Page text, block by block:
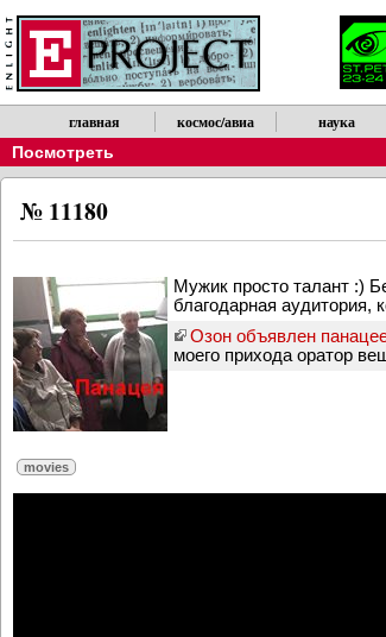
главная космос/авиа наука
Посмотреть
№ 11180
Мужик просто талант :)
благодарная аудитория,
Озон объявлен
моего прихода оратор
movies